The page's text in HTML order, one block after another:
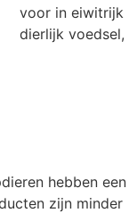
voor in eiwitrijk
dierlijk voedsel,
hebben een
zijn minder